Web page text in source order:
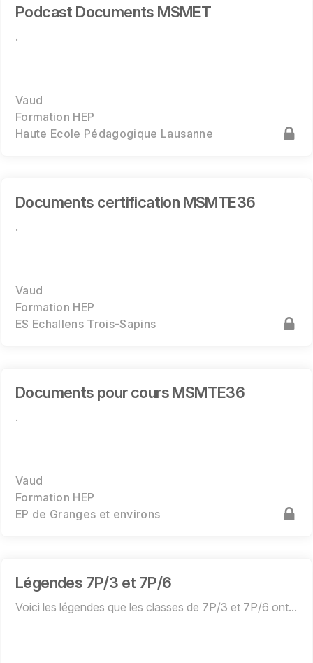
Podcast Documents MSMET
.
Vaud
Formation HEP
Haute Ecole Pédagogique Lausanne
Documents certification MSMTE36
.
Vaud
Formation HEP
ES Echallens Trois-Sapins
Documents pour cours MSMTE36
.
Vaud
Formation HEP
EP de Granges et environs
Légendes 7P/3 et 7P/6
Voici les légendes que les classes de 7P/3 et 7P/6 ont...